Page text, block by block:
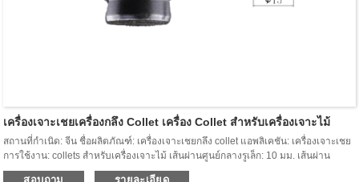
เครื่องเจาะเชยเครื่องกลึง Collet เครื่อง Collet สำหรับเครื่องเจาะไม้
สถานที่กำเนิด: จีน ชื่อผลิตภัณฑ์: เครื่องเจาะเชยกลึง collet แอพลิเคชัน: เครื่องเจาะเชย
การใช้งาน: collets สำหรับเครื่องเจาะไม้ เส้นผ่านศูนย์กลางรูเล็ก: 10 มม. เส้นผ่าน
ศูนย์กลางรูใหญ่: 14 มม. ความยาว: 40 มม. แพคเกจ: ขนาดกล่องพลาสติก: ขนาดหัวจับ